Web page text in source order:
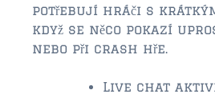
potřebují hráči s
když se něco pokazí
nebo při crash hře.
Live chat